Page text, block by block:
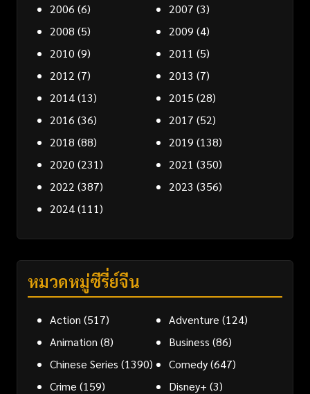
2006 (6) 2007 (3)
2008 (5) 2009 (4)
2010 (9) 2011 (5)
2012 (7) 2013 (7)
2014(13) 2015 (28)
2016 (36) 2017 (52)
2018 (88) 2019 (138)
2020 (231) 2021 (350)
2022 (387) 2023 (356)
2024(111)
หมวดหมู่ซีรี่ย์จีน
Action (517) Adventure (124)
Animation (8) Business (86)
Chinese Series (1390) Comedy(647)
Crime (159) Disney+ (3)